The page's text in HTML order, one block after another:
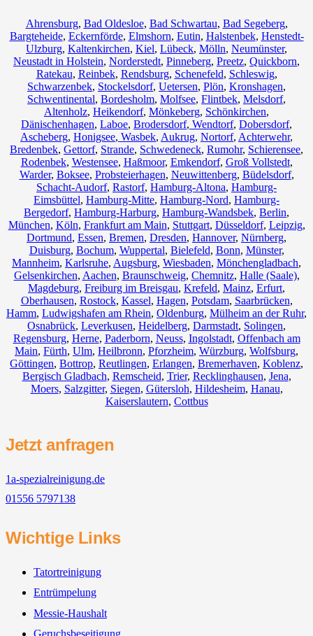
Ahrensburg, Bad Oldesloe, Bad Schwartau, Bad Segeberg,
Bargteheide, Eckernförde, Elmshorn, Eutin, Halstenbek, Henstedt-
Ulzburg, Kaltenkirchen, Kiel, Lübeck, Mölln, Neumünster,
Neustadt in Holstein, Norderstedt, Pinneberg, Preetz, Quickborn,
Ratekau, Reinbek, Rendsburg, Schenefeld, Schleswig,
Schwarzenbek, Stockelsdorf, Uetersen, Plön, Kronshagen,
Schwentinental, Bordesholm, Molfsee, Flintbek, Melsdorf,
Altenholz, Heikendorf, Mönkeberg, Schönkirchen,
Dänischenhagen, Laboe, Brodersdorf, Wendtorf, Dobersdorf,
Ascheberg, Honigsee, Wasbek, Aukrug, Nortorf, Achterwehr,
Bredenbek, Gettorf, Strande, Schwedeneck, Rumohr, Schierensee,
Rodenbek, Westensee, Haßmoor, Emkendorf, Groß Vollstedt,
Warder, Boksee, Probsteierhagen, Neuwittenberg, Büdelsdorf,
Schacht-Audorf, Rastorf, Hamburg-Altona, Hamburg-
Eimsbüttel, Hamburg-Mitte, Hamburg-Nord, Hamburg-
Bergedorf, Hamburg-Harburg, Hamburg-Wandsbek, Berlin,
München, Köln, Frankfurt am Main, Stuttgart, Düsseldorf, Leipzig,
Dortmund, Essen, Bremen, Dresden, Hannover, Nürnberg,
Duisburg, Bochum, Wuppertal, Bielefeld, Bonn, Münster,
Mannheim, Karlsruhe, Augsburg, Wiesbaden, Mönchengladbach,
Gelsenkirchen, Aachen, Braunschweig, Chemnitz⁠, Halle (Saale),
Magdeburg, Freiburg im Breisgau, Krefeld, Mainz, Erfurt,
Oberhausen, Rostock, Kassel, Hagen, Potsdam, Saarbrücken,
Hamm, Ludwigshafen am Rhein, Oldenburg, Mülheim an der Ruhr,
Osnabrück, Leverkusen, Heidelberg, Darmstadt, Solingen,
Regensburg, Herne, Paderborn, Neuss, Ingolstadt, Offenbach am
Main, Fürth, Ulm, Heilbronn, Pforzheim, Würzburg, Wolfsburg,
Göttingen, Bottrop, Reutlingen, Erlangen, Bremerhaven, Koblenz,
Bergisch Gladbach, Remscheid, Trier, Recklinghausen, Jena,
Moers, Salzgitter, Siegen, Gütersloh, Hildesheim, Hanau,
Kaiserslautern, Cottbus
Jetzt anfragen
1a-spezialreinigung.de
01556 5797138
Wichtige Links
Tatortreinigung
Entrümpelung
Messie-Haushalt
Geruchsbeseitigung